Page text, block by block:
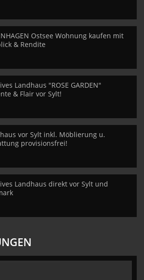
Ostsee Wohnung kaufen mit
& Rendite
Landhaus "ROSE GARDEN"
& Flair vor Sylt!
vor Sylt inkl. Möblierung u.
provisionsfrei!
Landhaus direkt vor Sylt und